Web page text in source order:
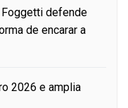
Foggetti defende
de encarar a
2026 e amplia